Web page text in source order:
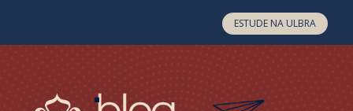
ESTUDE NA ULBRA